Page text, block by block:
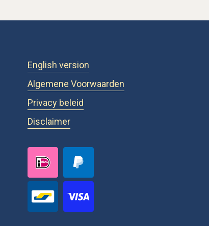
English version
Algemene Voorwaarden
Privacy beleid
Disclaimer